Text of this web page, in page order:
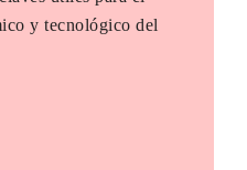
y tecnológico del